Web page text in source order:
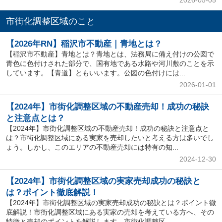
市街化調整区域のこと
【2026年RN】稲沢市不動産｜青地とは？
【稲沢市不動産】青地とは？青地とは、法務局に備え付けの公図で
青色に色付けされた部分で、国有地である水路や河川敷のことを示
しています。【青道】ともいいます。公図の色付けには...
2026-01-01
【2024年】市街化調整区域の不動産売却！成功の秘訣
と注意点とは？
【2024年】市街化調整区域の不動産売却！成功の秘訣と注意点と
は？市街化調整区域にある実家を売却したいと考える方は多いでし
ょう。しかし、このエリアの不動産売却には特有の知...
2024-12-30
【2024年】市街化調整区域の実家売却成功の秘訣と
は？ポイント徹底解説！
【2024年】市街化調整区域の実家売却成功の秘訣とは？ポイント徹
底解説！市街化調整区域にある実家の売却を考えている方へ、その